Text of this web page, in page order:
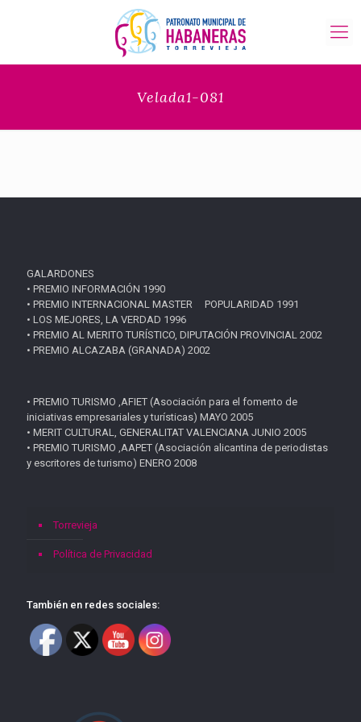
Velada1-081
GALARDONES
• PREMIO INFORMACIÓN 1990
• PREMIO INTERNACIONAL MASTER POPULARIDAD 1991
• LOS MEJORES, LA VERDAD 1996
• PREMIO AL MERITO TURÍSTICO, DIPUTACIÓN PROVINCIAL 2002
• PREMIO ALCAZABA (GRANADA) 2002
• PREMIO TURISMO ,AFIET (Asociación para el fomento de
iniciativas empresariales y turísticas) MAYO 2005
• MERIT CULTURAL, GENERALITAT VALENCIANA JUNIO 2005
• PREMIO TURISMO ,AAPET (Asociación alicantina de periodistas
y escritores de turismo) ENERO 2008
Torrevieja
Política de Privacidad
También en redes sociales: